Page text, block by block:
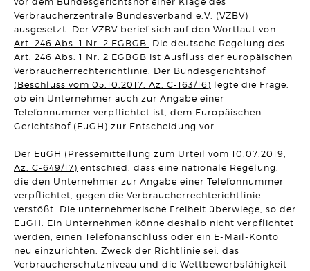
MIETRECHT
Eigenbedarfskündigung trotz Umbau- und Verkaufsabsicht
wirksam
Artikel vom 01.04.2026 | Sonja Borchard
VERTRAGSRECHT
Aufgedrängte Mangelbeseitigung nach Fristablauf lässt
Artikel vom 24.03.2026 | David Hellmanzik
ARBEITSRECHT
Vorgesetzten
Artikel vom 20.03.2026 | Dr. Thomas Braitsch
ERBRECHT
DR. BO`S ERBRECHTS LEXIKON #5
Artikel vom 09.03.2026 | Dr. Michael Borchard
UNTERNEHMENSRECHT
Flucht einer GmbH vor seinen Gläubigern durch
Sitzverlegung verhindert!
Verbraucherzentrale Bundesverband e.V. (VZBV)
ausgesetzt. Der VZBV berief sich auf den Wortlaut von
Art. 246 Abs. 1 Nr. 2 EGBGB.
Die deutsche Regelung des
Art. 246 Abs. 1 Nr. 2 EGBGB ist Ausfluss der europäischen
Verbraucherrechterichtlinie. Der Bundesgerichtshof
(Beschluss vom 05.10.2017, Az. C-163/16) legte die Frage,
ob ein Unternehmer auch zur Angabe einer
Telefonnummer verpflichtet ist, dem Europäischen
Gerichtshof (EuGH) zur Entscheidung vor.
Der EuGH (Pressemitteilung zum Urteil vom 10.07.2019,
Az. C-649/17) entschied, dass eine nationale Regelung,
die den Unternehmer zur Angabe einer Telefonnummer
verpflichtet, gegen die Verbraucherrechterichtlinie
verstößt. Die unternehmerische Freiheit überwiege, so der
EuGH. Ein Unternehmen könne deshalb nicht verpflichtet
werden, einen Telefonanschluss oder ein E-Mail-Konto
neu einzurichten. Zweck der Richtlinie sei, das
Verbraucherschutzniveau und die Wettbewerbsfähigkeit